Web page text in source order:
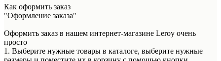
Как оформить заказ
"Оформление заказа"
Оформить заказ в нашем интернет-магазине Leroy очень
просто
1. Выберите нужные товары в каталоге, выберите нужные